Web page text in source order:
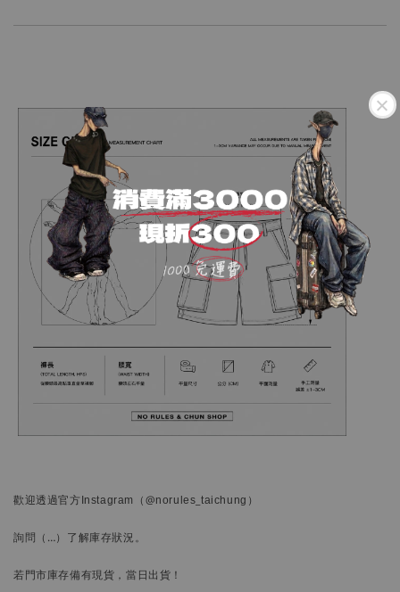
歡迎透過官方Instagram （@norules_taichung）
詢問 （…） 了解庫存狀況。
若門市庫存備有現貨，當日出貨！